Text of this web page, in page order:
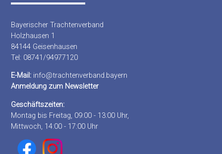
Bayerischer Trachtenverband
Holzhausen 1
84144 Geisenhausen
Tel: 08741/94977120
E-Mail: info@trachtenverband.bayern
Anmeldung zum Newsletter
Geschäftszeiten:
Montag bis Freitag, 09:00 - 13:00 Uhr,
Mittwoch, 14:00 - 17:00 Uhr